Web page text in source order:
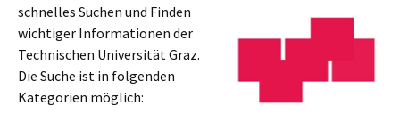
schnelles Suchen und Finden
wichtiger Informationen der
Technischen Universität Graz.
Die Suche ist in folgenden
Kategorien möglich: